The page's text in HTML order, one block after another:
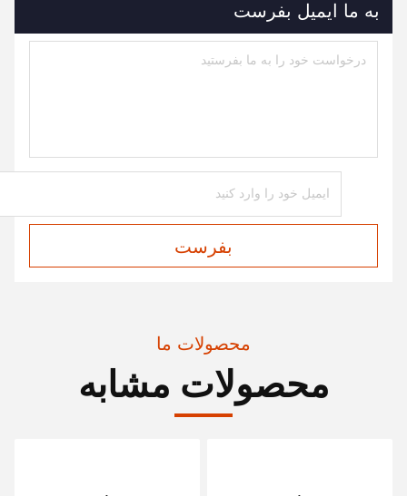
به ما ایمیل بفرست
بفرست
محصولات ما
محصولات مشابه